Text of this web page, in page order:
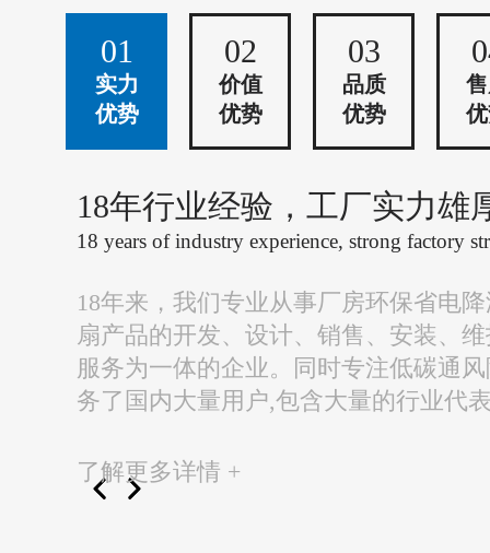
01
实力
优势
02
价值
优势
03
品质
优势
18年行业经验，工厂实力雄
18 years of industry experience, strong factory
18年来，我们专业从事厂房环保省电
扇产品的开发、设计、销售、安装、
服务为一体的企业。同时专注低碳通
务了国内大量用户,包含大量的行业代
了解更多详情 +